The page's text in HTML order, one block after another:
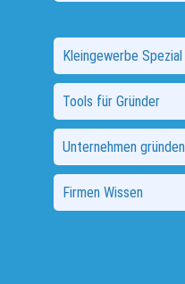
Kleingewerbe Spezial
Tools für Gründer
Unternehmen gründen
Firmen Wissen